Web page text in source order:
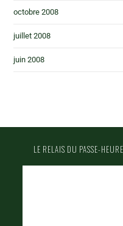
octobre 2008
juillet 2008
juin 2008
LE RELAIS DU PASSE-